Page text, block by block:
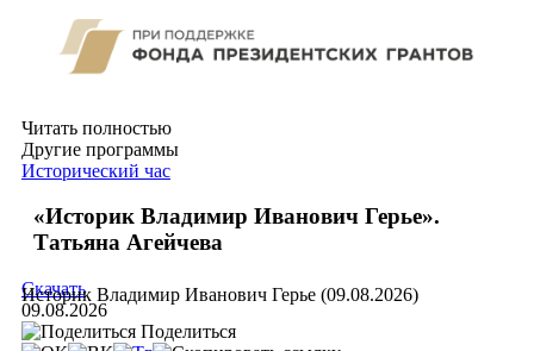
Читать полностью
Другие программы
Исторический час
«Историк Владимир Иванович Герье».
Татьяна Агейчева
Историк Владимир Иванович Герье (09.08.2026)
Скачать
09.08.2026
Поделиться